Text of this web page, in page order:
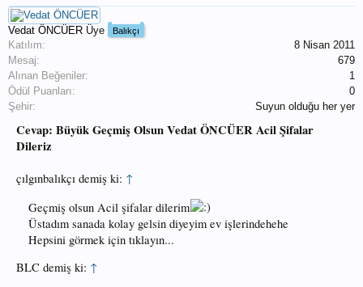
Vedat ÖNCÜER Üye Balıkçı
Katılım:
8 Nisan 2011
Mesaj:
679
Alınan Beğeniler:
1
Ödül Puanları:
0
Şehir:
Suyun olduğu her yer
Cevap: Büyük Geçmiş Olsun Vedat ÖNCÜER Acil Şifalar
Dileriz
çılgınbalıkçı demiş ki: ↑
Geçmiş olsun Acil şifalar dilerim
Üstadım sanada kolay gelsin diyeyim ev işlerindehehe
Hepsini görmek için tıklayın...
BLC demiş ki: ↑